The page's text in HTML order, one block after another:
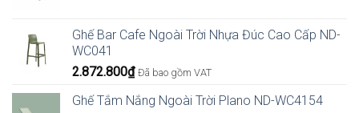
Ghế Bar Cafe Ngoài Trời Nhựa Đúc Cao Cấp ND-
WC041
2.872.800₫ Đã bao gồm VAT
Ghế Tắm Nắng Ngoài Trời Plano ND-WC4154